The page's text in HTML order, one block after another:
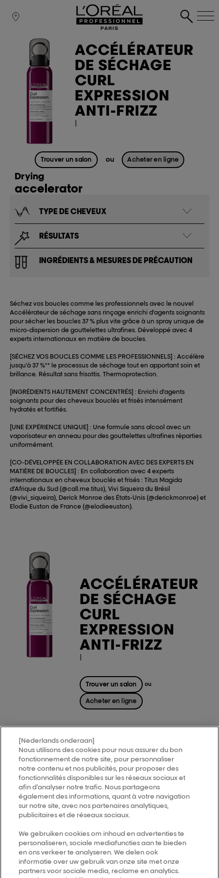
ACCÉLÉRATEUR
DE SÉCHAGE
CURL
EXPRESSION
ANTI-FRIZZ
|
Trouver un salon ou Acheter en ligne
Drying
accelerator
TYPE DE CHEVEUX
RÉSULTATS
INGRÉDIENTS & MESURES DE PRÉCAUTION
Séchez vos boucles comme les professionnels avec le nouvel
Accélérateur de séchage sans rinçage enrichi d'agents soignants
pour sécher les boucles 37 % plus vite grâce à un spray unique de
micro-dispersion de gouttelettes ultrafines. Développé avec 4
experts internationaux en matière de boucles.
[SÉCHEZ VOS BOUCLES COMME LES PROFESSIONNELS] : Accélère
jusqu'à 37 %** le processus de séchage tout en apportant soin et
brillance. Résultat sans frisottis. Thermoprotection.
[INGRÉDIENTS HAUTEMENT CONCENTRÉS] : Enrichi d'agents
soignants pour des cheveux bouclés et frisés intensément
hydratés et fortifiés.
[UNE EXPÉRIENCE UNIQUE] : Une formule sans alcool avec un
vaporisateur en anneau pour des gouttelettes ultrafines réparties
uniformément.
[CO-DÉVELOPPÉE EN COLLABORATION AVEC DES EXPERTS EN
MATIÈRE DE BOUCLES] : En collaboration avec 4 experts
internationaux en cheveux bouclés et frisés : Titus Magida
d’Afrique du Sud (@call.me.titus), Vivi Siqueira du Brésil
(@vivi_siqueira), Derick Monroe des États-Unis (@derickmonroe) et
Elodie Euston de France (@elodieeuston).
ACCÉLÉRATEUR
DE SÉCHAGE
CURL
EXPRESSION
ANTI-FRIZZ
|
Trouver un salon ou
Acheter en ligne
MY HAIR[iD]
Trouver un salon
Follow us
L’Oréal Professionnel
14, rue Royale 75008 PARIS
consumercareNL@loreal.com
Retour haut de page
[Nederlands onderaan]
Nous utilisons des cookies pour nous assurer du bon
fonctionnement de notre site, pour personnaliser
notre contenu et nos publicités, pour proposer des
fonctionnalités disponibles sur les réseaux sociaux et
afin d’analyser notre trafic. Nous partageons
également des informations, quant à votre navigation
sur notre site, avec nos partenaires analytiques,
publicitaires et de réseaux sociaux.
We gebruiken cookies om inhoud en advertenties te
personaliseren, sociale mediafuncties aan te bieden
en ons verkeer te analyseren. We delen ook
informatie over uw gebruik van onze site met onze
partners voor sociale media, reclame en analytics.